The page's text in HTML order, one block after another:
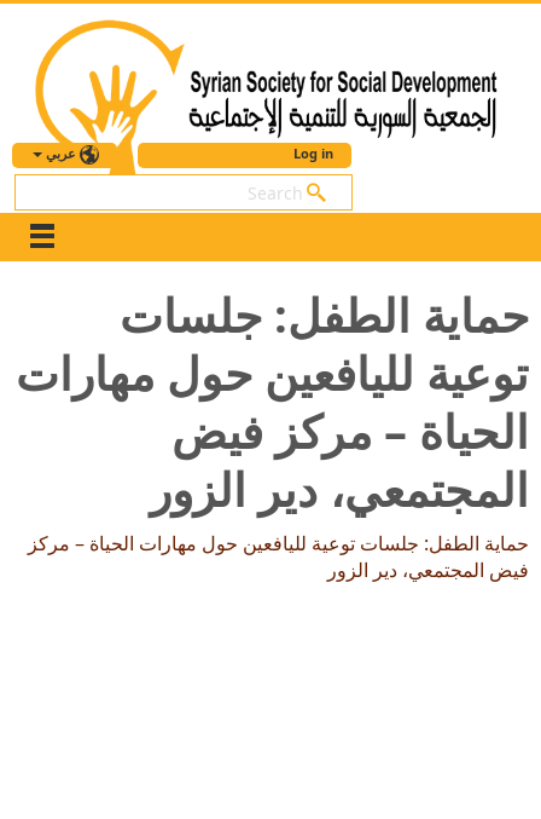
عربي Log in
بحث
حماية الطفل: جلسات
توعية لليافعين حول مهارات
الحياة – مركز فيض
المجتمعي، دير الزور
حماية الطفل: جلسات توعية لليافعين حول مهارات الحياة – مركز
فيض المجتمعي، دير الزور